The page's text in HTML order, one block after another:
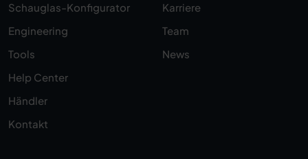
Schauglas-Konfigurator
Engineering
Tools
Help Center
Karriere
Team
News
Händler
Kontakt